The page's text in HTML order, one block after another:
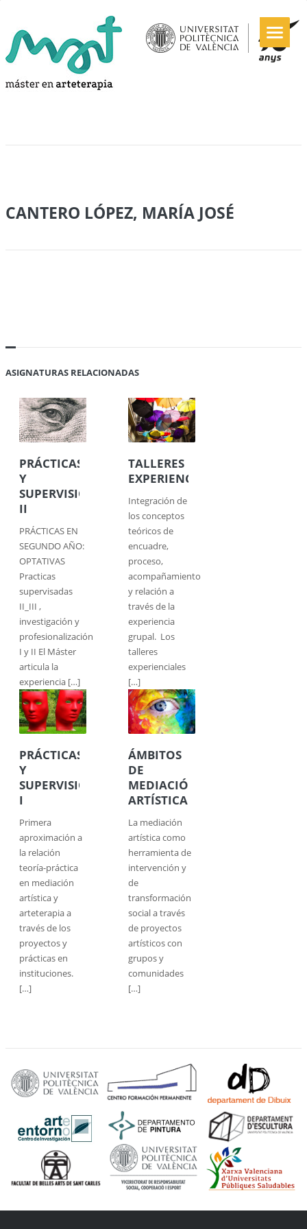
CANTERO LÓPEZ, MARÍA JOSÉ
ASIGNATURAS RELACIONADAS
PRÁCTICAS
Y
SUPERVISIÓN
II
PRÁCTICAS EN
SEGUNDO AÑO:
OPTATIVAS
Practicas
supervisadas
II_III ,
investigación y
profesionalización
I y II El Máster
articula la
experiencia […]
TALLERES
EXPERIENCIALES
Integración de
los conceptos
teóricos de
encuadre,
proceso,
acompañamiento
y relación a
través de la
experiencia
grupal. Los
talleres
experienciales
[…]
PRÁCTICAS
Y
SUPERVISIÓN
I
Primera
aproximación a
la relación
teoría-práctica
en mediación
artística y
arteterapia a
través de los
proyectos y
prácticas en
instituciones.
[…]
ÁMBITOS
DE
MEDIACIÓN
ARTÍSTICA
La mediación
artística como
herramienta de
intervención y
de
transformación
social a través
de proyectos
artísticos con
grupos y
comunidades
[…]